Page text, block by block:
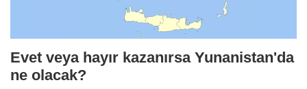
Evet veya hayır kazanırsa Yunanistan'da
ne olacak?